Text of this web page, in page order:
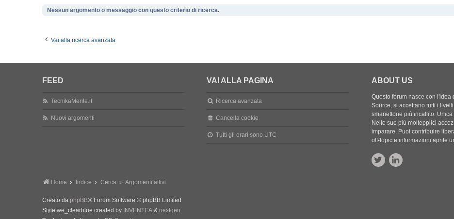
Nessun argomento o messaggio con questo criterio di ricerca.
Vai alla ricerca avanzata
FEED
TecnikaMente.it
Nuovi argomenti
VAI ALLA PAGINA
Ricerca avanzata
Cancella cookie
Tutti gli orari sono UTC
ABOUT US
Questo forum nasce con l'idea
Source, si accettano tutti i
smanettone più incallito.
Nelle sue più moltepplici
imparare. Puoi contribuire
off-topic e informazioni aprite
Home Indice Cerca Argomenti attivi
Creato da phpBB® Forum Software © phpBB Limited
Style we_clearblue created by INVENTEA & nextgen